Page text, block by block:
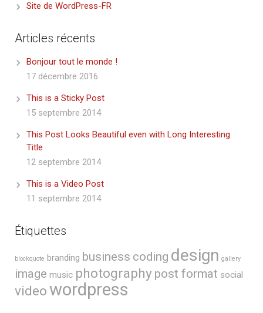
Site de WordPress-FR
Articles récents
Bonjour tout le monde !
17 décembre 2016
This is a Sticky Post
15 septembre 2014
This Post Looks Beautiful even with Long Interesting
Title
12 septembre 2014
This is a Video Post
11 septembre 2014
Étiquettes
blockquote branding business coding design gallery
image music photography post format social
videowordpress